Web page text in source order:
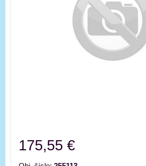
175,55 €